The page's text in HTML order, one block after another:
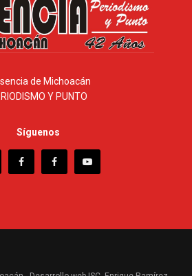
de Michoacán
Y PUNTO
Síguenos